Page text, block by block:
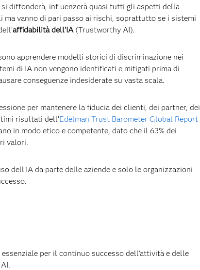
si diffonderà, influenzerà quasi tutti gli aspetti della
vanno di pari passo ai rischi, soprattutto se i sistemi
affidabilità dell’IA(Trustworthy AI).
apprendere modelli storici di discriminazione nei
di IA non vengono identificati e mitigati prima di
conseguenze indesiderate su vasta scala.
per mantenere la fiducia dei clienti, dei partner, dei
risultati dell’Edelman Trust Barometer Global Report
in modo etico e competente, dato che il 63% dei
valori.
dell'IA da parte delle aziende e solo le organizzazioni
per il continuo successo dell'attività e delle